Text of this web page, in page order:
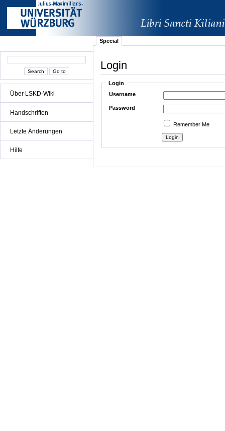
Über LSKD-Wiki
Handschriften
Letzte Änderungen
Hilfe
Special
Login
Login
Username
Password
Remember Me